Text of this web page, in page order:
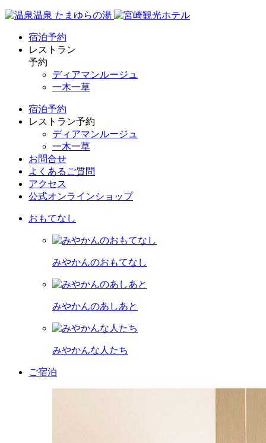
宿泊予約
レストラン
予約
ディアマンルージュ
一木一草
宿泊予約
レストラン予約
ディアマンルージュ
一木一草
お問合せ
よくあるご質問
アクセス
公式オンラインショップ
おもてなし
みやかんのおもてなし
みやかんのあしあと
みやかんな人たち
ご宿泊